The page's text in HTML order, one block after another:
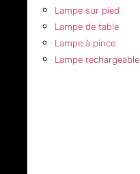
Lampe sur pied
Lampe de table
Lampe à pince
Lampe rechargeable